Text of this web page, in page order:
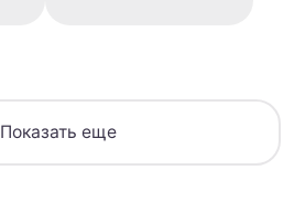
Показать еще